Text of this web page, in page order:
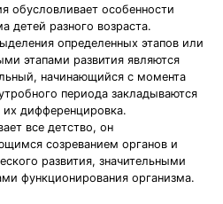
обусловливает особенности
детей разного возраста.
определенных этапов или
этапами развития являются
начинающийся с момента
периода закладываются
дифференцировка.
все детство, он
созреванием органов и
развития, значительными
функционирования организма.